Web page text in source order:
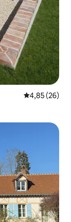
Priemerné
4,85 (26)